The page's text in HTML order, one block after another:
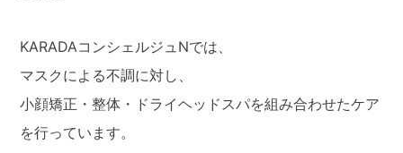
KARADAコンシェルジュNでは、
マスクによる不調に対し、
小顔矯正・整体・ドライヘッドスパを組み合わせたケア
を行っています。